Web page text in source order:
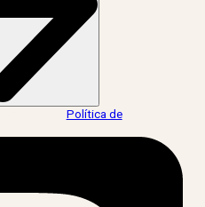
Política de